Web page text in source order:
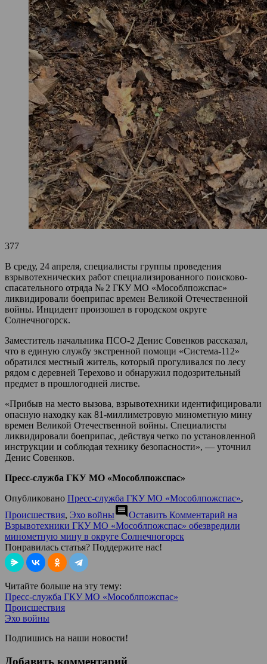
377
В среду, 24 апреля, специалисты группы проведения
взрывотехнических работ специализированного поисково-
спасательного отряда № 2 ГКУ МО «Мособлпожспас»
ликвидировали боеприпас времен Великой Отечественной
войны. Инцидент произошел в городском округе
Солнечногорск.
Заместитель начальника ПСО-2 Денис Совенков рассказал,
что в единую службу экстренной помощи «Система-112»
обратился местный житель, который прогуливался по лесу
рядом с деревней Терехово и обнаружил подозрительный
предмет в прошлогодней листве.
«Прибыв на место вызова, взрывотехники идентифицировали
опасную находку как 81-миллиметровую минометную мину
времен Великой Отечественной войны. Специалисты
ликвидировали боеприпас, действуя четко по установленной
инструкции и соблюдая технику безопасности», — уточнил
Денис Совенков.
Пресс-служба ГКУ МО «Мособлпожспас»
Опубликовано Пресс-служба ГКУ МО «Мособлпожспас»,
Происшествия, Эхо войныcomment Оставить Комментарий на
Взрывотехники ГКУ МО «Мособлпожспас» обезвредили
минометную мину в округе Солнечногорск
Понравилась статья? Поддержите нас!
Читайте больше на эту тему:
Пресс-служба ГКУ МО «Мособлпожспас»
Происшествия
Эхо войны
Подпишись на наши новости!
Добавить комментарий